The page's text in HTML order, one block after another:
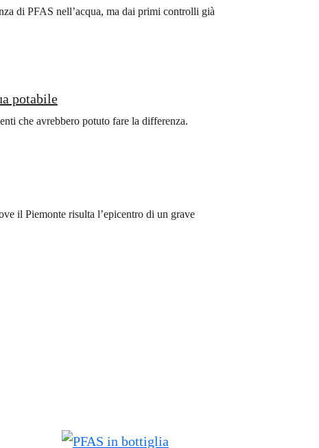
di PFAS nell’acqua, ma dai primi controlli già
potabile
che avrebbero potuto fare la differenza.
il Piemonte risulta l’epicentro di un grave